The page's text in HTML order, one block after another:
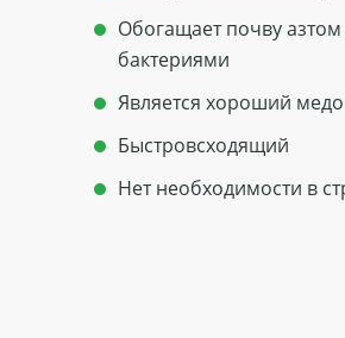
Обогащает почву
бактериями
Является хороший
Быстровсходящий
Нет необходимости в